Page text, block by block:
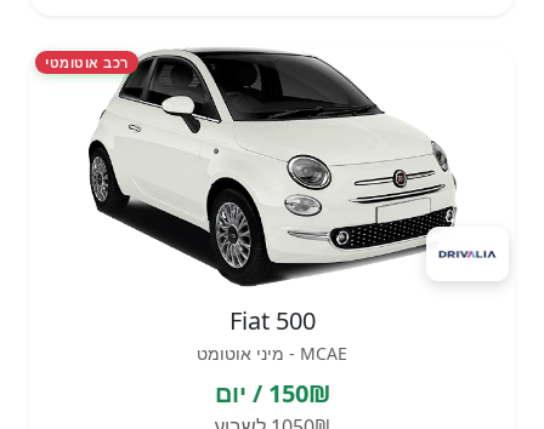
רכב אוטומטי
Fiat 500
MCAE - מיני אוטומט
150₪ / יום